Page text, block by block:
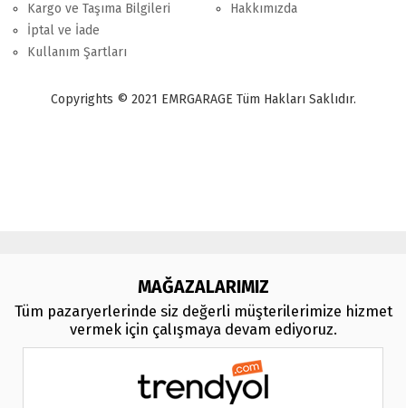
Kargo ve Taşıma Bilgileri
İptal ve İade
Kullanım Şartları
Hakkımızda
Copyrights © 2021 EMRGARAGE Tüm Hakları Saklıdır.
MAĞAZALARIMIZ
Tüm pazaryerlerinde siz değerli müşterilerimize hizmet
vermek için çalışmaya devam ediyoruz.